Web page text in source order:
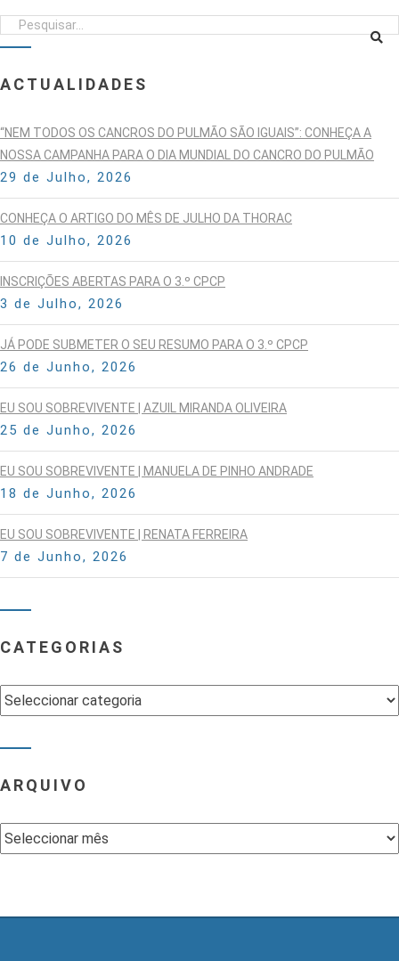
ACTUALIDADES
“NEM TODOS OS CANCROS DO PULMÃO SÃO IGUAIS”: CONHEÇA A
NOSSA CAMPANHA PARA O DIA MUNDIAL DO CANCRO DO PULMÃO
29 de Julho, 2026
CONHEÇA O ARTIGO DO MÊS DE JULHO DA THORAC
10 de Julho, 2026
INSCRIÇÕES ABERTAS PARA O 3.º CPCP
3 de Julho, 2026
JÁ PODE SUBMETER O SEU RESUMO PARA O 3.º CPCP
26 de Junho, 2026
EU SOU SOBREVIVENTE | AZUIL MIRANDA OLIVEIRA
25 de Junho, 2026
EU SOU SOBREVIVENTE | MANUELA DE PINHO ANDRADE
18 de Junho, 2026
EU SOU SOBREVIVENTE | RENATA FERREIRA
7 de Junho, 2026
CATEGORIAS
Categorias
ARQUIVO
Arquivo